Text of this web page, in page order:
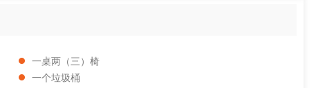
一桌两（三）椅
一个垃圾桶